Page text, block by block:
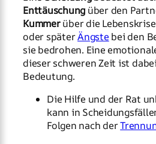
Enttäuschung über den
Kummerüber die
oder späterÄngste bei den
sie bedrohen. Eine
dieser schweren Zeit ist
Bedeutung.
Die Hilfe und der Rat
kann in
Folgen nach der